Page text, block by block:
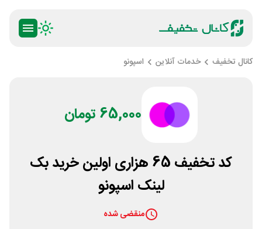
کانال تخفیف خدمات آنلاین اسپونو
65,000 تومان
کد تخفیف 65 هزاری اولین خرید بک
لینک اسپونو
منقضی شده